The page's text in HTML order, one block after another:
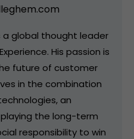
a global thought leader
His passion is
future of customer
in the combination
an
the long-term
responsibility to win